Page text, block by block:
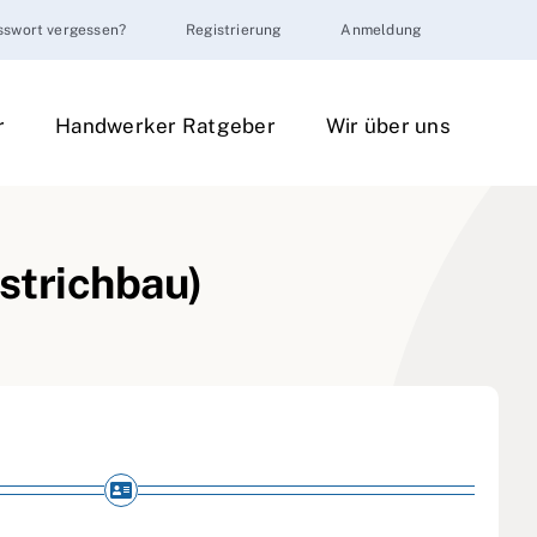
vergessen? Registrierung Anmeldung
Handwerker Ratgeber Wir über uns